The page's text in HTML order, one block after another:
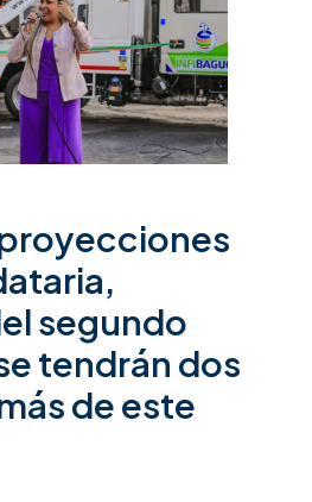
segundo
tendrán dos
de este